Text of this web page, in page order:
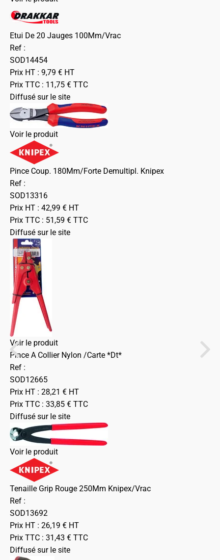
Etui De 20 Jauges 100Mm/Vrac
Ref :
SOD14454
Prix HT : 9,79 € HT
Prix TTC : 11,75 € TTC
Diffusé sur le site
Voir le produit
Pince Coup. 180Mm/Forte Demultipl. Knipex
Ref :
SOD13316
Prix HT : 42,99 € HT
Prix TTC : 51,59 € TTC
Diffusé sur le site
Voir le produit
Pince A Collier Nylon /Carte *Dt*
Ref :
SOD12665
Prix HT : 28,21 € HT
Prix TTC : 33,85 € TTC
Diffusé sur le site
Voir le produit
Tenaille Grip Rouge 250Mm Knipex/Vrac
Ref :
SOD13692
Prix HT : 26,19 € HT
Prix TTC : 31,43 € TTC
Diffusé sur le site